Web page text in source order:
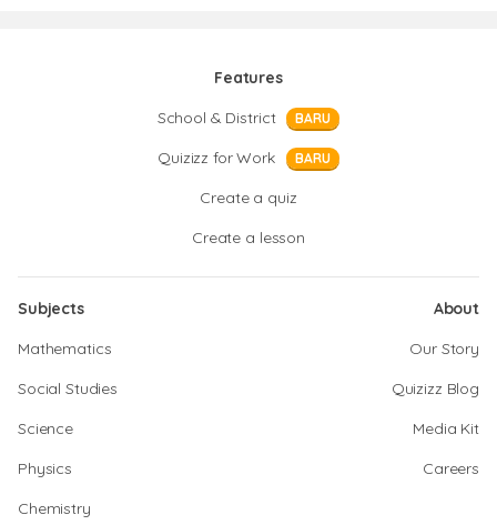
Features
School & District
BARU
Quizizz for Work BARU
Create a quiz
Create a lesson
Subjects
Mathematics
Social Studies
Science
Physics
Chemistry
About
Our Story
Quizizz Blog
Media Kit
Careers